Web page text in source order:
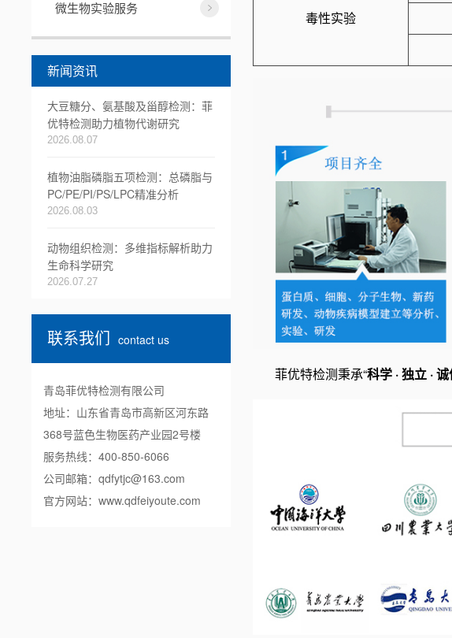
微生物实验服务
新闻资讯
大豆糖分、氨基酸及甾醇检测：菲
优特检测助力植物代谢研究
2026.08.07
植物油脂磷脂五项检测：总磷脂与
PC/PE/PI/PS/LPC精准分析
2026.08.03
动物组织检测：多维指标解析助力
生命科学研究
2026.07.27
联系我们 contact us
青岛菲优特检测有限公司
地址：山东省青岛市高新区河东路
368号蓝色生物医药产业园2号楼
服务热线：400-850-6066
公司邮箱：qdfytjc@163.com
官方网站：www.qdfeiyoute.com
毒性实验
菲优特检测秉承“科学 · 独立 ·